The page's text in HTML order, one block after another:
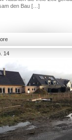
den Bau […]
14